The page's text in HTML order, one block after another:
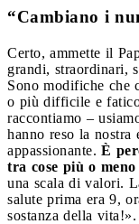
“Cambiano i
Certo, ammette il
grandi, straordinari,
Sono modifiche che
o più difficile e
raccontiamo –
hanno reso la nostra
appassionante. È
tra cose più o
una scala di valori.
salute prima era 9,
sostanza della vita!».